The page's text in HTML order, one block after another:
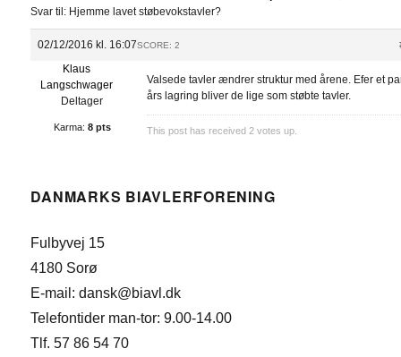
Svar til: Hjemme lavet støbevokstavler?
02/12/2016 kl. 16:07SCORE: 2
Klaus
Langschwager
Deltager
Karma: 8 pts
Valsede tavler ændrer struktur med årene. Efer et
års lagring bliver de lige som støbte tavler.
This post has received 2 votes up.
DANMARKS BIAVLERFORENING
Fulbyvej 15
4180 Sorø
E-mail: dansk@biavl.dk
Telefontider man-tor: 9.00-14.00
Tlf. 57 86 54 70